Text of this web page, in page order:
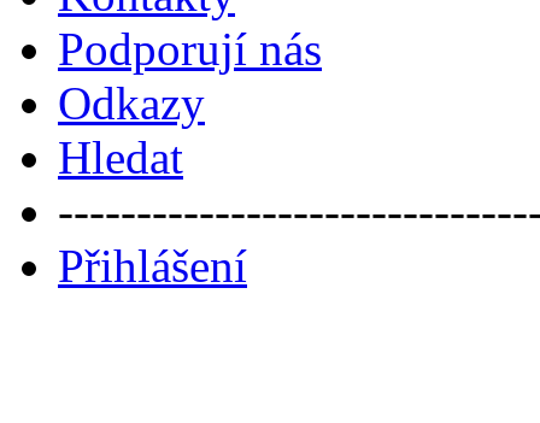
Podporují nás
Odkazy
Hledat
Přihlášení